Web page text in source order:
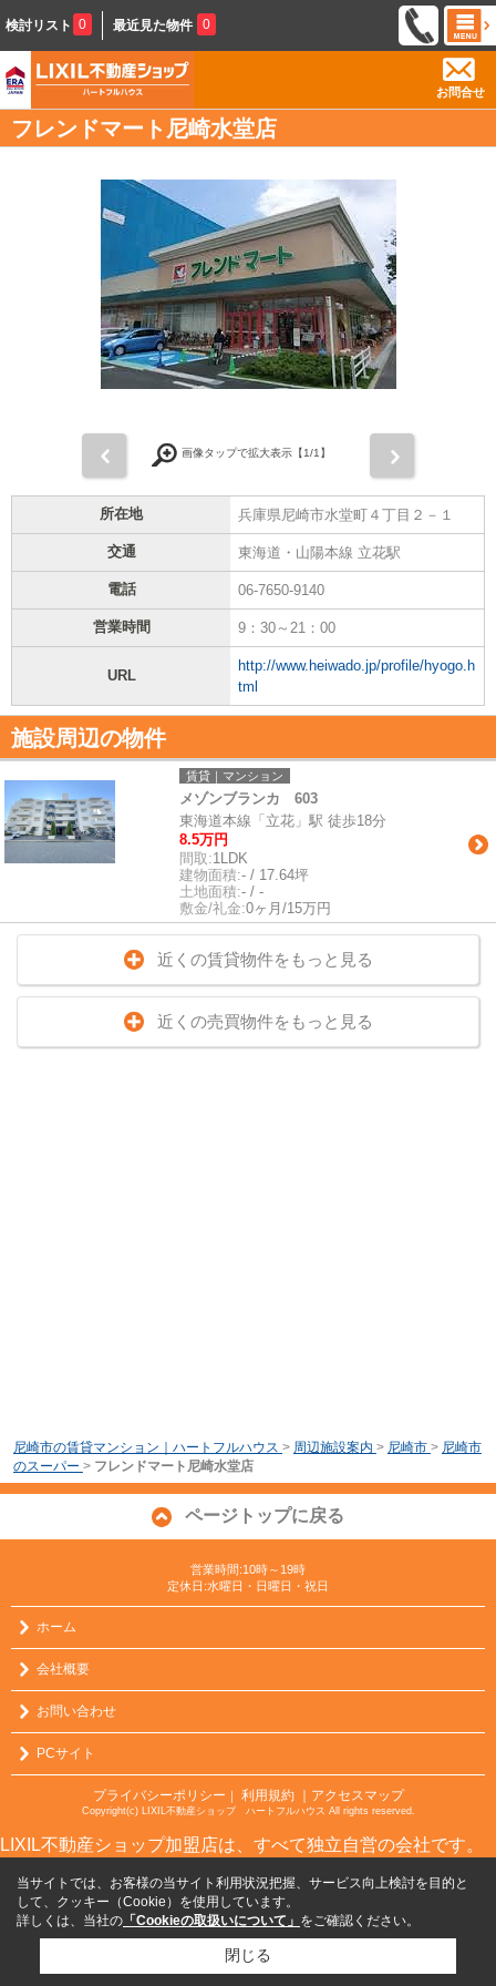
検討リスト 0 最近見た物件 0
お問合せ
フレンドマート尼崎水堂店
画像タップで拡大表示【1/1】
所在地 兵庫県尼崎市水堂町４丁目２－１
交通 東海道・山陽本線 立花駅
電話 06-7650-9140
営業時間 9：30～21：00
URL
http://www.heiwado.jp/profile/hyogo.h
tml
施設周辺の物件
賃貸｜マンション
メゾンブランカ 603
東海道本線「立花」駅 徒歩18分
8.5万円
間取:1LDK
建物面積:- / 17.64坪
土地面積:- / -
敷金/礼金:0ヶ月/15万円
近くの賃貸物件をもっと見る
近くの売買物件をもっと見る
尼崎市の賃貸マンション｜ハートフルハウス > 周辺施設案内 > 尼崎市 > 尼崎市
のスーパー > フレンドマート尼崎水堂店
ページトップに戻る
営業時間:10時～19時
定休日:水曜日・日曜日・祝日
ホーム
会社概要
お問い合わせ
PCサイト
プライバシーポリシー ｜ 利用規約 ｜アクセスマップ
Copyright(c) LIXIL不動産ショップ ハートフルハウス All rights reserved.
LIXIL不動産ショップ加盟店は、すべて独立自営の会社です。
当サイトでは、お客様の当サイト利用状況把握、サービス向上検討を目的と
して、クッキー（Cookie）を使用しています。
詳しくは、当社の 「Cookieの取扱いについて」 をご確認ください。
閉じる